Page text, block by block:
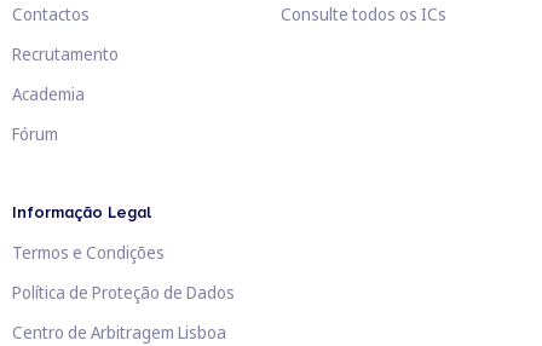
Contactos
Recrutamento
Academia
Fórum
Consulte todos os ICs
Informação Legal
Termos e Condições
Política de Proteção de Dados
Centro de Arbitragem Lisboa